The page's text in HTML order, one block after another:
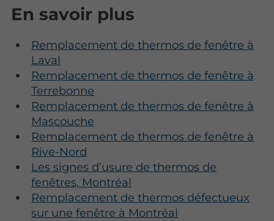
En savoir plus
Remplacement de thermos de fenêtre à
Laval
Remplacement de thermos de fenêtre à
Terrebonne
Remplacement de thermos de fenêtre à
Mascouche
Remplacement de thermos de fenêtre à
Rive-Nord
Les signes d’usure de thermos de
fenêtres, Montréal
Remplacement de thermos défectueux
sur une fenêtre à Montréal